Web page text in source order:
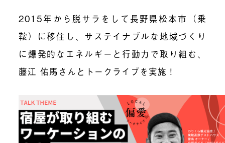
2015年から脱サラをして長野県松本市（乗
鞍）に移住し、サステイナブルな地域づくり
に爆発的なエネルギーと行動力で取り組む、
藤江 佑馬さんとトークライブを実施！